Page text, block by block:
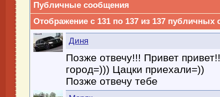
Публичные сообщения
Отображение с 131 по 137 из 137 публичных
Диня
Позже отвечу!!! Привет
город=))) Цацки приехали=))
Позже отвечу тебе